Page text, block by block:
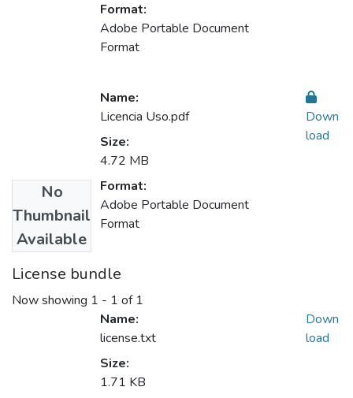
Format:
Adobe Portable Document
Format
No
Thumbnail
Available
Name:
Licencia Uso.pdf
Size:
4.72 MB
Format:
Adobe Portable Document
Format
Down
load
License bundle
Now showing 1 - 1 of 1
Name:
license.txt
Size:
1.71 KB
Down
load